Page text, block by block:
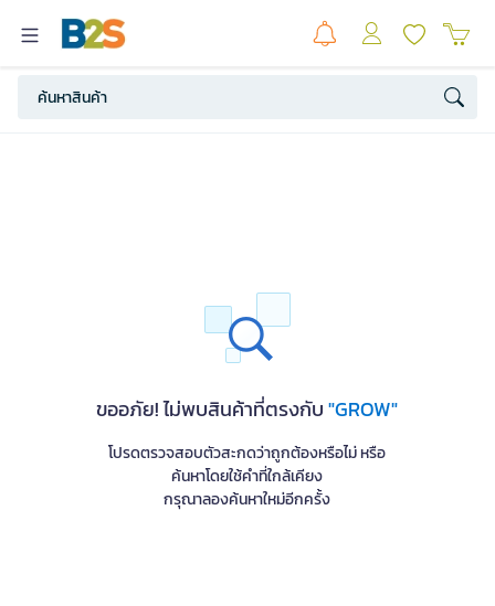
ขออภัย! ไม่พบสินค้าที่ตรงกับ"GROW"
โปรดตรวจสอบตัวสะกดว่าถูกต้องหรือไม่ หรือ
ค้นหาโดยใช้คำที่ใกล้เคียง
กรุณาลองค้นหาใหม่อีกครั้ง